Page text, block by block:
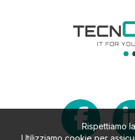
Rispettiamo
Utilizziamo cookie per